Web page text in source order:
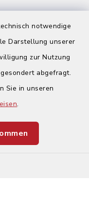
notwendige
Darstellung unserer
zur Nutzung
abgefragt.
Sie in unseren
.